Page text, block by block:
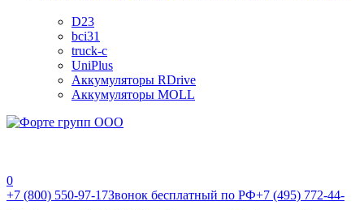
D23
bci31
truck-c
UniPlus
Аккумуляторы RDrive
Аккумуляторы MOLL
0
+7 (800) 550-97-17Звонок бесплатный по РФ+7 (495) 772-44-